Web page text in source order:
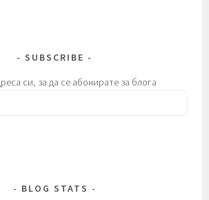
SUBSCRIBE
си, за да се абонирате за блога
BLOG STATS